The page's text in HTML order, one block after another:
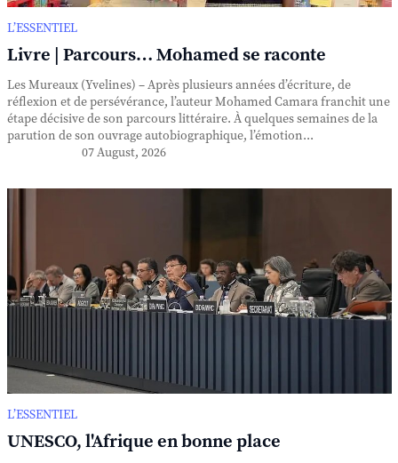
L’ESSENTIEL
Livre | Parcours… Mohamed se raconte
Les Mureaux (Yvelines) – Après plusieurs années d’écriture, de
réflexion et de persévérance, l’auteur Mohamed Camara franchit une
étape décisive de son parcours littéraire. À quelques semaines de la
parution de son ouvrage autobiographique, l’émotion...
07 August, 2026
L’ESSENTIEL
UNESCO, l'Afrique en bonne place